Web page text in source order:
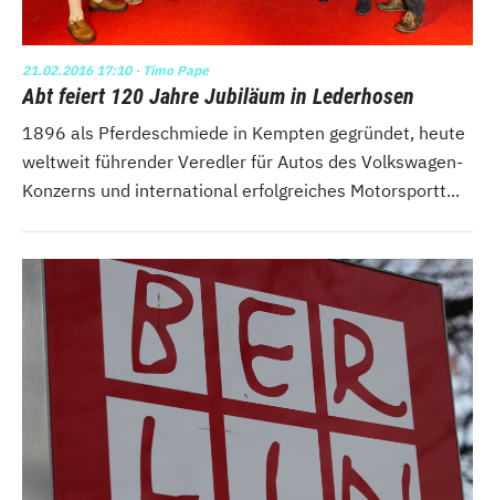
21.02.2016 17:10· Timo Pape
Abt feiert 120 Jahre Jubiläum in Lederhosen
1896 als Pferdeschmiede in Kempten gegründet, heute
weltweit führender Veredler für Autos des Volkswagen-
Konzerns und international erfolgreiches Motorsportt...